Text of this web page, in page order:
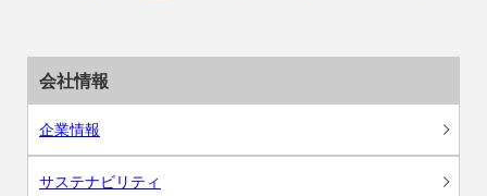
会社情報
企業情報
サステナビリティ